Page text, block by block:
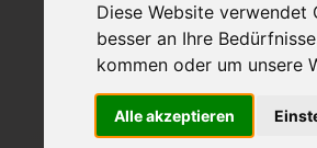
Diese Website verwendet
besser an Ihre
kommen oder um unsere
Alle akzeptieren
Auf